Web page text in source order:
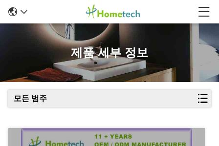
제품 세부 정보
모든 범주